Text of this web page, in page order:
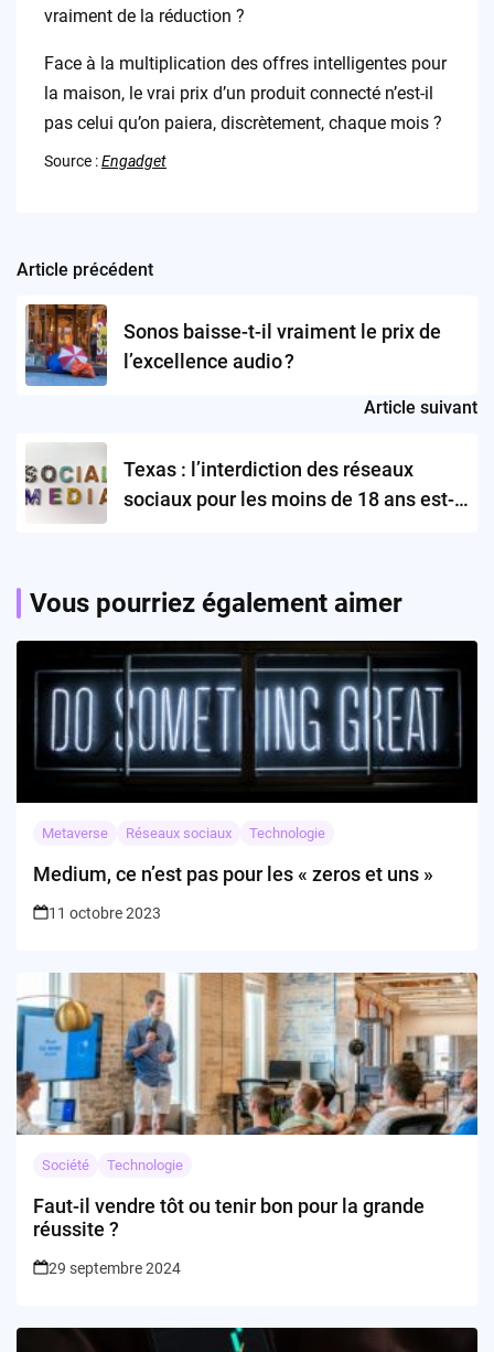
vraiment de la réduction ?
Face à la multiplication des offres intelligentes pour
la maison, le vrai prix d’un produit connecté n’est-il
pas celui qu’on paiera, discrètement, chaque mois ?
Source :Engadget
Post
navigation
Article précédent
Sonos baisse-t-il vraiment le prix de
l’excellence audio ?
Article suivant
Texas : l’interdiction des réseaux
sociaux pour les moins de 18 ans est-
Vous pourriez également aimer
Metaverse Réseaux sociaux Technologie
Medium, ce n’est pas pour les « zeros et uns »
11 octobre 2023
Société Technologie
Faut-il vendre tôt ou tenir bon pour la grande
réussite ?
29 septembre 2024